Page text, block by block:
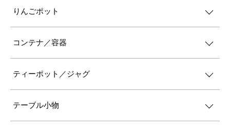
りんごポット
コンテナ／容器
ティーポット／ジャグ
テーブル小物